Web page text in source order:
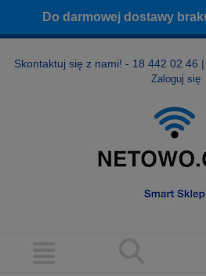
Do darmowej dostawy
Skontaktuj się z nami! - 18 442 02 46 |
Zaloguj się